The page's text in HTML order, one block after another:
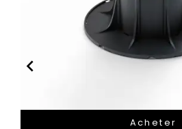

Acheter